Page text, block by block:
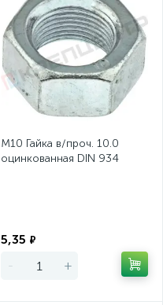
М10 Гайка в/проч. 10.0
оцинкованная DIN 934
5,35 ₽
- +